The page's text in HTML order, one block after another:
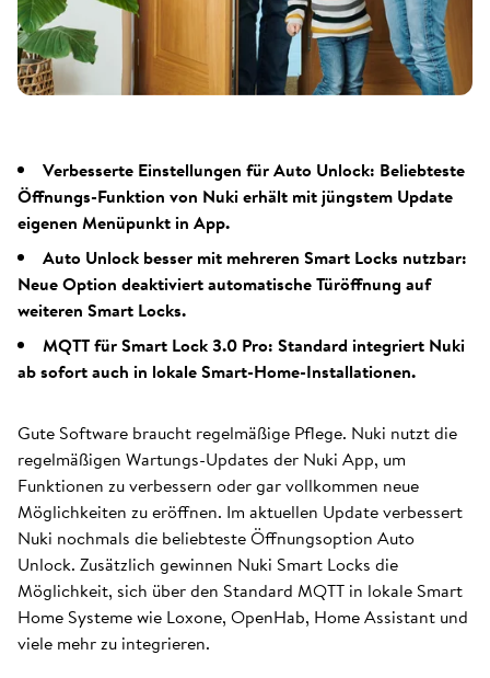
Verbesserte Einstellungen für Auto Unlock: Beliebteste
Öffnungs-Funktion von Nuki erhält mit jüngstem Update
eigenen Menüpunkt in App.
Auto Unlock besser mit mehreren Smart Locks nutzbar:
Neue Option deaktiviert automatische Türöffnung auf
weiteren Smart Locks.
MQTT für Smart Lock 3.0 Pro: Standard integriert Nuki
ab sofort auch in lokale Smart-Home-Installationen.
Gute Software braucht regelmäßige Pflege. Nuki nutzt die
regelmäßigen Wartungs-Updates der Nuki App, um
Funktionen zu verbessern oder gar vollkommen neue
Möglichkeiten zu eröffnen. Im aktuellen Update verbessert
Nuki nochmals die beliebteste Öffnungsoption Auto
Unlock. Zusätzlich gewinnen Nuki Smart Locks die
Möglichkeit, sich über den Standard MQTT in lokale Smart
Home Systeme wie Loxone, OpenHab, Home Assistant und
viele mehr zu integrieren.